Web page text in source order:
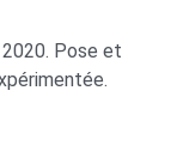
Pose et